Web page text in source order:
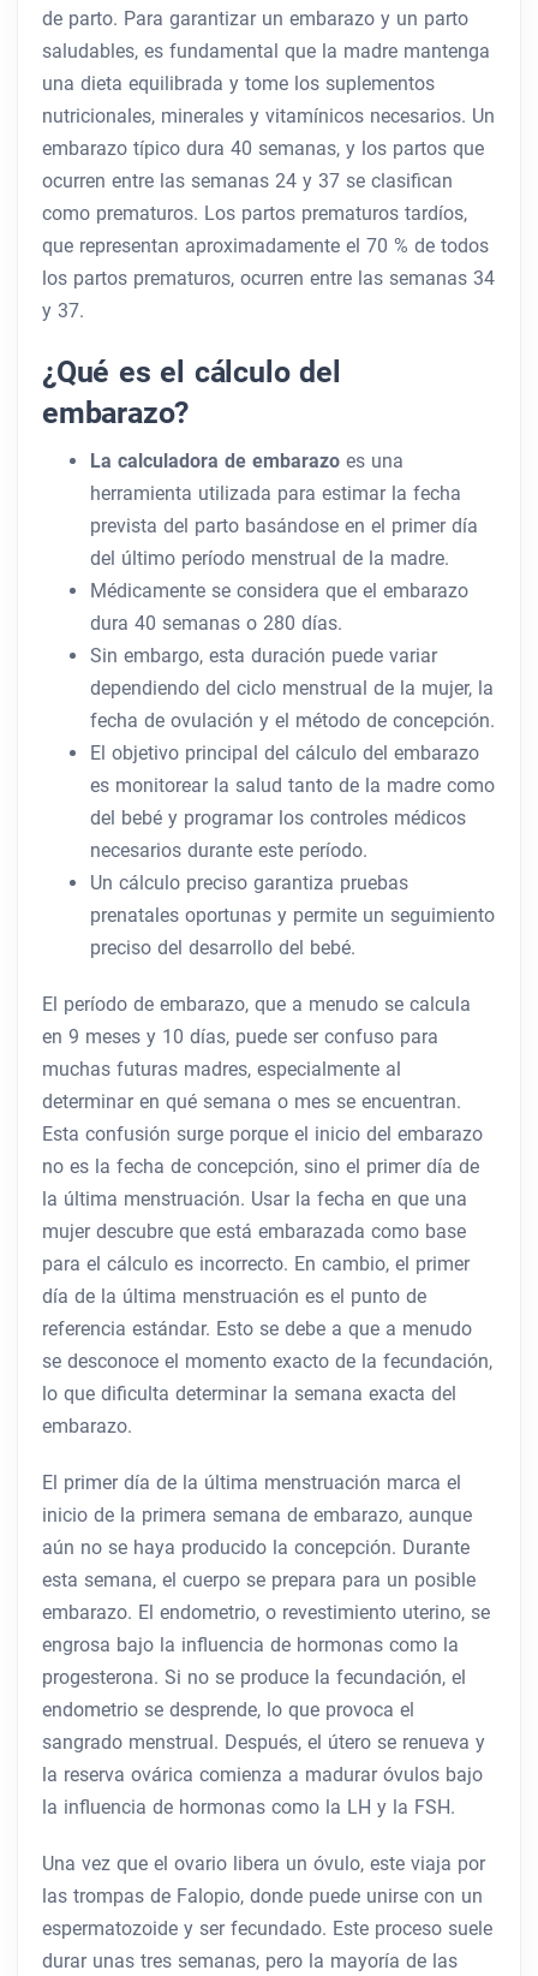
de parto. Para garantizar un embarazo y un parto
saludables, es fundamental que la madre mantenga
una dieta equilibrada y tome los suplementos
nutricionales, minerales y vitamínicos necesarios. Un
embarazo típico dura 40 semanas, y los partos que
ocurren entre las semanas 24 y 37 se clasifican
como prematuros. Los partos prematuros tardíos,
que representan aproximadamente el 70 % de todos
los partos prematuros, ocurren entre las semanas 34
y 37.
¿Qué es el cálculo del
embarazo?
La calculadora de embarazo es una
herramienta utilizada para estimar la fecha
prevista del parto basándose en el primer día
del último período menstrual de la madre.
Médicamente se considera que el embarazo
dura 40 semanas o 280 días.
Sin embargo, esta duración puede variar
dependiendo del ciclo menstrual de la mujer, la
fecha de ovulación y el método de concepción.
El objetivo principal del cálculo del embarazo
es monitorear la salud tanto de la madre como
del bebé y programar los controles médicos
necesarios durante este período.
Un cálculo preciso garantiza pruebas
prenatales oportunas y permite un seguimiento
preciso del desarrollo del bebé.
El período de embarazo, que a menudo se calcula
en 9 meses y 10 días, puede ser confuso para
muchas futuras madres, especialmente al
determinar en qué semana o mes se encuentran.
Esta confusión surge porque el inicio del embarazo
no es la fecha de concepción, sino el primer día de
la última menstruación. Usar la fecha en que una
mujer descubre que está embarazada como base
para el cálculo es incorrecto. En cambio, el primer
día de la última menstruación es el punto de
referencia estándar. Esto se debe a que a menudo
se desconoce el momento exacto de la fecundación,
lo que dificulta determinar la semana exacta del
embarazo.
El primer día de la última menstruación marca el
inicio de la primera semana de embarazo, aunque
aún no se haya producido la concepción. Durante
esta semana, el cuerpo se prepara para un posible
embarazo. El endometrio, o revestimiento uterino, se
engrosa bajo la influencia de hormonas como la
progesterona. Si no se produce la fecundación, el
endometrio se desprende, lo que provoca el
sangrado menstrual. Después, el útero se renueva y
la reserva ovárica comienza a madurar óvulos bajo
la influencia de hormonas como la LH y la FSH.
Una vez que el ovario libera un óvulo, este viaja por
las trompas de Falopio, donde puede unirse con un
espermatozoide y ser fecundado. Este proceso suele
durar unas tres semanas, pero la mayoría de las